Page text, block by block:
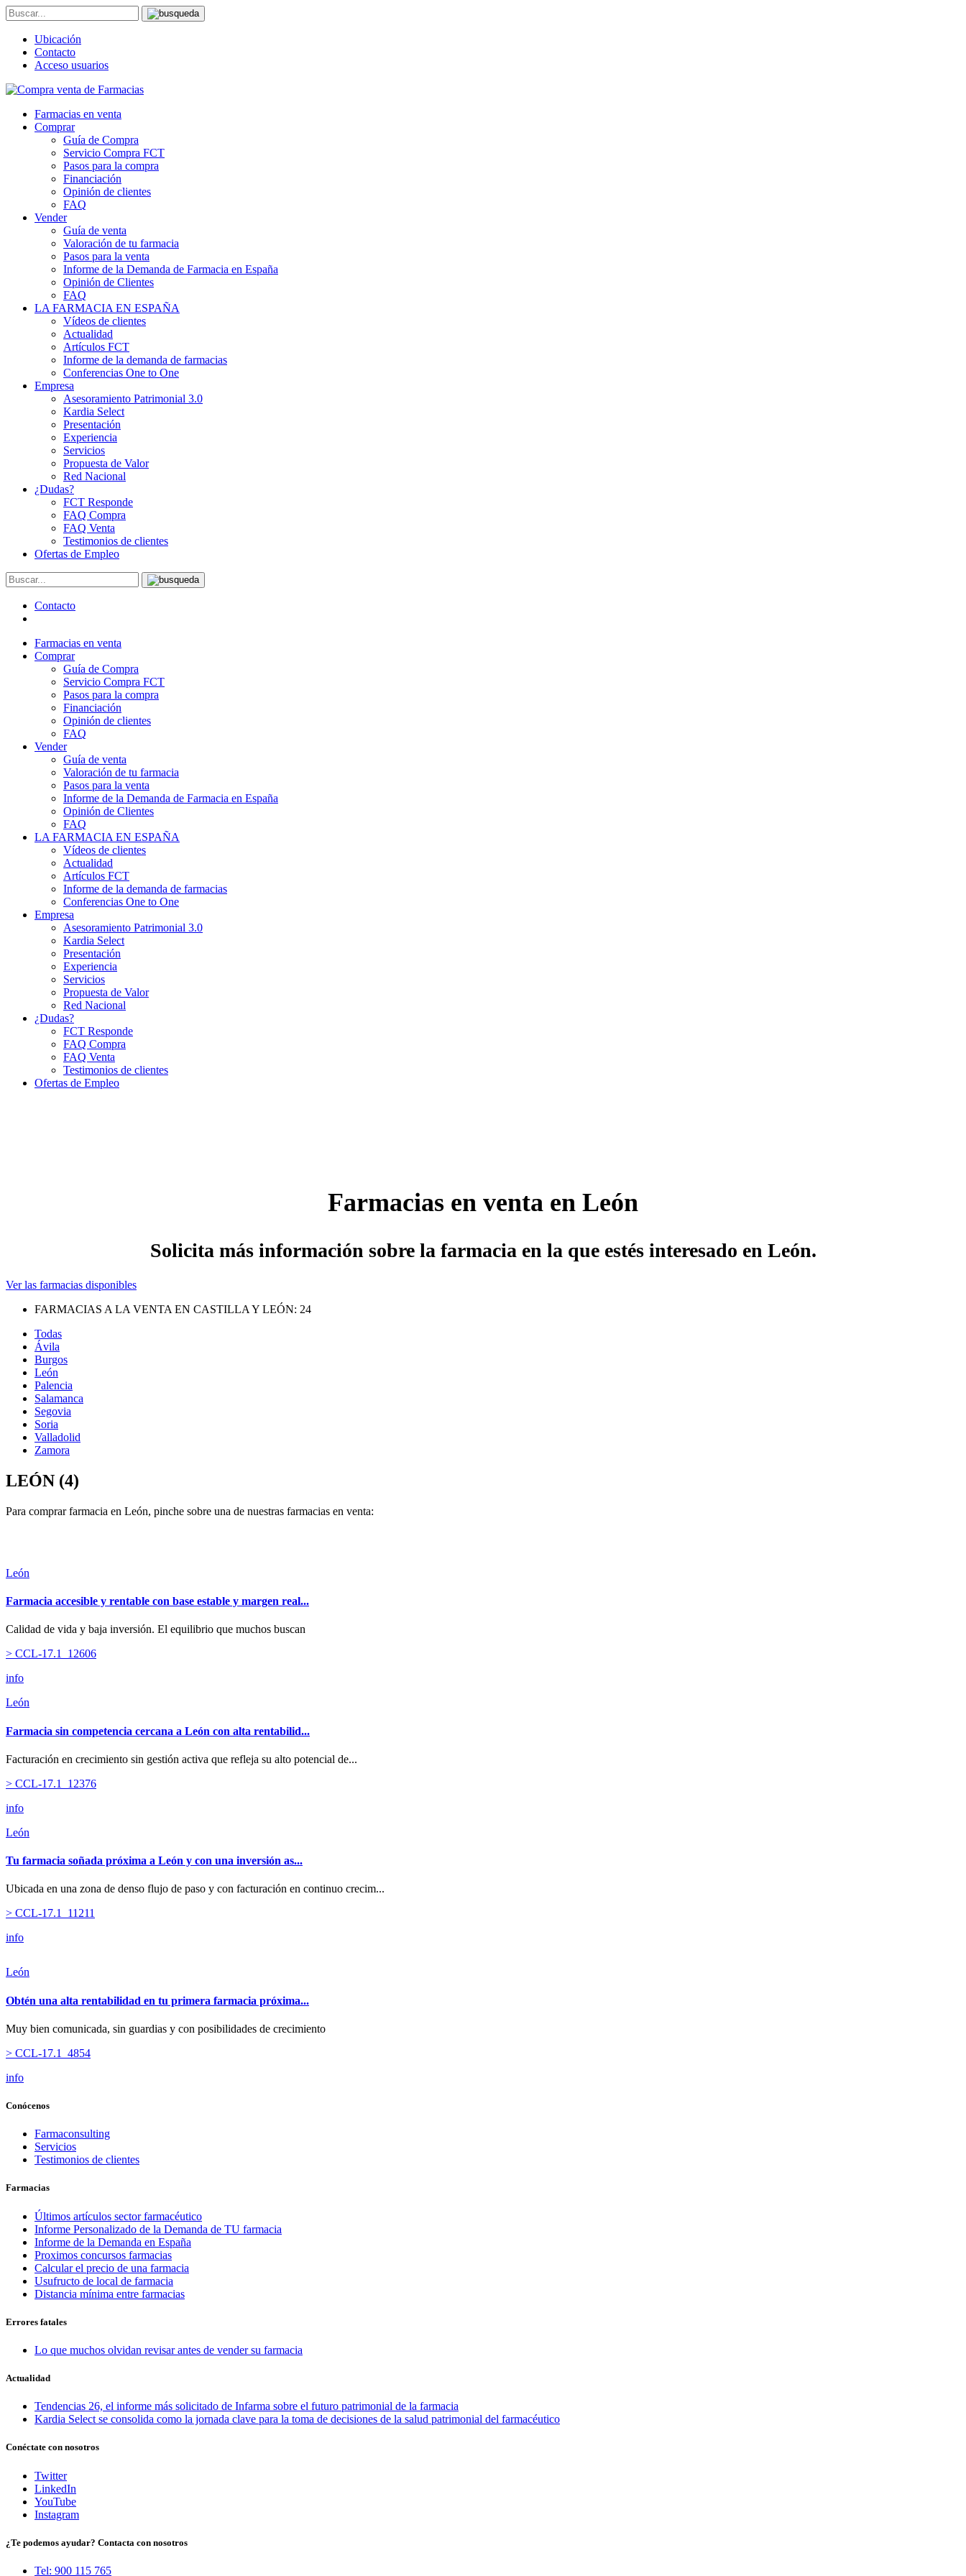
Ubicación
Contacto
Acceso usuarios
Farmacias en venta
Comprar
Guía de Compra
Servicio Compra FCT
Pasos para la compra
Financiación
Opinión de clientes
FAQ
Vender
Guía de venta
Valoración de tu farmacia
Pasos para la venta
Informe de la Demanda de Farmacia en España
Opinión de Clientes
FAQ
LA FARMACIA EN ESPAÑA
Vídeos de clientes
Actualidad
Artículos FCT
Informe de la demanda de farmacias
Conferencias One to One
Empresa
Asesoramiento Patrimonial 3.0
Kardia Select
Presentación
Experiencia
Servicios
Propuesta de Valor
Red Nacional
¿Dudas?
FCT Responde
FAQ Compra
FAQ Venta
Testimonios de clientes
Ofertas de Empleo
Contacto
Farmacias en venta
Comprar
Guía de Compra
Servicio Compra FCT
Pasos para la compra
Financiación
Opinión de clientes
FAQ
Vender
Guía de venta
Valoración de tu farmacia
Pasos para la venta
Informe de la Demanda de Farmacia en España
Opinión de Clientes
FAQ
LA FARMACIA EN ESPAÑA
Vídeos de clientes
Actualidad
Artículos FCT
Informe de la demanda de farmacias
Conferencias One to One
Empresa
Asesoramiento Patrimonial 3.0
Kardia Select
Presentación
Experiencia
Servicios
Propuesta de Valor
Red Nacional
¿Dudas?
FCT Responde
FAQ Compra
FAQ Venta
Testimonios de clientes
Ofertas de Empleo
Farmacias en venta en León
Solicita más información sobre la farmacia en la que estés interesado en León.
Ver las farmacias disponibles
FARMACIAS A LA VENTA EN CASTILLA Y LEÓN: 24
Todas
Ávila
Burgos
León
Palencia
Salamanca
Segovia
Soria
Valladolid
Zamora
LEÓN (4)
Para comprar farmacia en León, pinche sobre una de nuestras farmacias en venta:
León
Farmacia accesible y rentable con base estable y margen real...
Calidad de vida y baja inversión. El equilibrio que muchos buscan
> CCL-17.1_12606
info
León
Farmacia sin competencia cercana a León con alta rentabilid...
Facturación en crecimiento sin gestión activa que refleja su alto potencial de...
> CCL-17.1_12376
info
León
Tu farmacia soñada próxima a León y con una inversión as...
Ubicada en una zona de denso flujo de paso y con facturación en continuo crecim...
> CCL-17.1_11211
info
León
Obtén una alta rentabilidad en tu primera farmacia próxima...
Muy bien comunicada, sin guardias y con posibilidades de crecimiento
> CCL-17.1_4854
info
Conócenos
Farmaconsulting
Servicios
Testimonios de clientes
Farmacias
Últimos artículos sector farmacéutico
Informe Personalizado de la Demanda de TU farmacia
Informe de la Demanda en España
Proximos concursos farmacias
Calcular el precio de una farmacia
Usufructo de local de farmacia
Distancia mínima entre farmacias
Errores fatales
Lo que muchos olvidan revisar antes de vender su farmacia
Actualidad
Tendencias 26, el informe más solicitado de Infarma sobre el futuro patrimonial de la farmacia
Kardia Select se consolida como la jornada clave para la toma de decisiones de la salud patrimonial del farmacéutico
Conéctate con nosotros
Twitter
LinkedIn
YouTube
Instagram
¿Te podemos ayudar? Contacta con nosotros
Tel: 900 115 765